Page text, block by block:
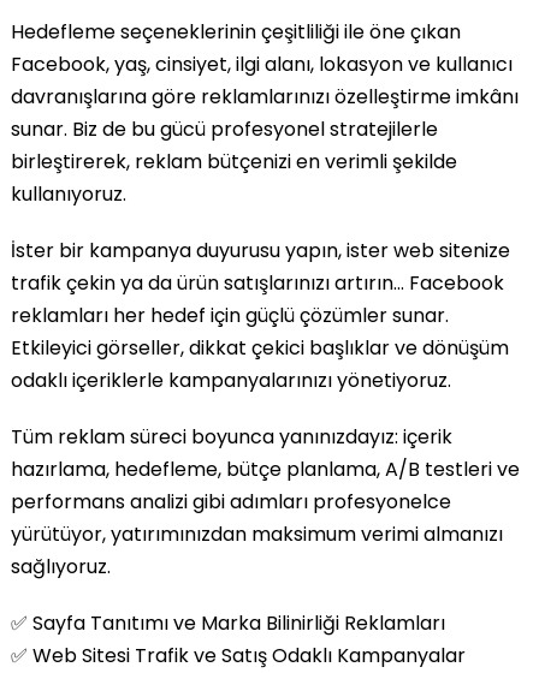
Hedefleme seçeneklerinin çeşitliliği ile öne çıkan
Facebook, yaş, cinsiyet, ilgi alanı, lokasyon ve kullanıcı
davranışlarına göre reklamlarınızı özelleştirme imkânı
sunar. Biz de bu gücü profesyonel stratejilerle
birleştirerek, reklam bütçenizi en verimli şekilde
kullanıyoruz.
İster bir kampanya duyurusu yapın, ister web sitenize
trafik çekin ya da ürün satışlarınızı artırın… Facebook
reklamları her hedef için güçlü çözümler sunar.
Etkileyici görseller, dikkat çekici başlıklar ve dönüşüm
odaklı içeriklerle kampanyalarınızı yönetiyoruz.
Tüm reklam süreci boyunca yanınızdayız: içerik
hazırlama, hedefleme, bütçe planlama, A/B testleri ve
performans analizi gibi adımları profesyonelce
yürütüyor, yatırımınızdan maksimum verimi almanızı
sağlıyoruz.
✅ Sayfa Tanıtımı ve Marka Bilinirliği Reklamları
✅ Web Sitesi Trafik ve Satış Odaklı Kampanyalar